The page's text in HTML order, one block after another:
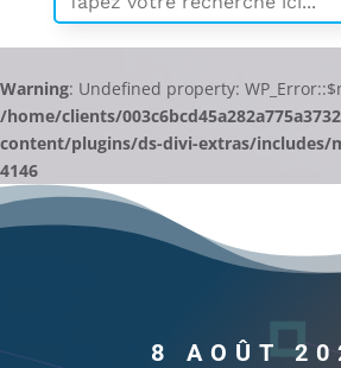
Warning: Undefined property:
/home/clients/
content/plugins/ds-divi-extras/includes/
4146
8 AOÛT